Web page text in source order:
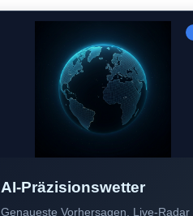
AI-Präzisionswetter
Genaueste Vorhersagen, Live-Radar